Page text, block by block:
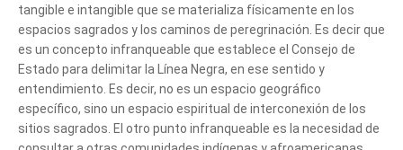
tangible e intangible que se materializa físicamente en los
espacios sagrados y los caminos de peregrinación. Es decir que
es un concepto infranqueable que establece el Consejo de
Estado para delimitar la Línea Negra, en ese sentido y
entendimiento. Es decir, no es un espacio geográfico
específico, sino un espacio espiritual de interconexión de los
sitios sagrados. El otro punto infranqueable es la necesidad de